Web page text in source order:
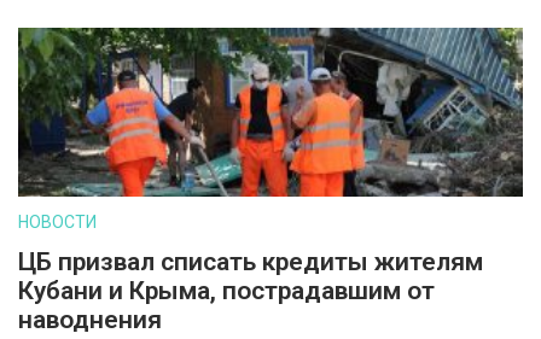
НОВОСТИ
ЦБ призвал списать кредиты жителям
Кубани и Крыма, пострадавшим от
наводнения